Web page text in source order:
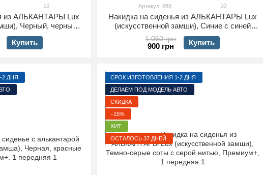
10
из АЛЬКАНТАРЫ Lux
Черный, черные
1 передняя
Купить
Артикул: 888 10
Накидка на сиденья из АЛЬКАНТАРЫ Lux
(искусственной замши), Синие с синей
нитью (соты), Премиум+. 1 передняя
1 060 грн
900 грн Купить
2 ДНЯ
СРОК ИЗГОТОВЛЕНИЯ 1-2 ДНЯ
ДЕЛАЕМ ПОД МОДЕЛЬ АВТО
СКИДКА
−15%
ХИТ
ОСТАЛОСЬ 37 ДНЕЙ